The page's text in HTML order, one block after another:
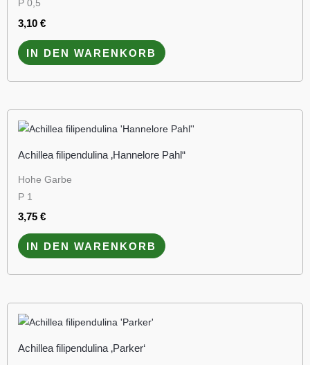
P 0,5
3,10 €
IN DEN WARENKORB
Achillea filipendulina ‚Hannelore Pahl“
Hohe Garbe
P 1
3,75 €
IN DEN WARENKORB
Achillea filipendulina ‚Parker‘